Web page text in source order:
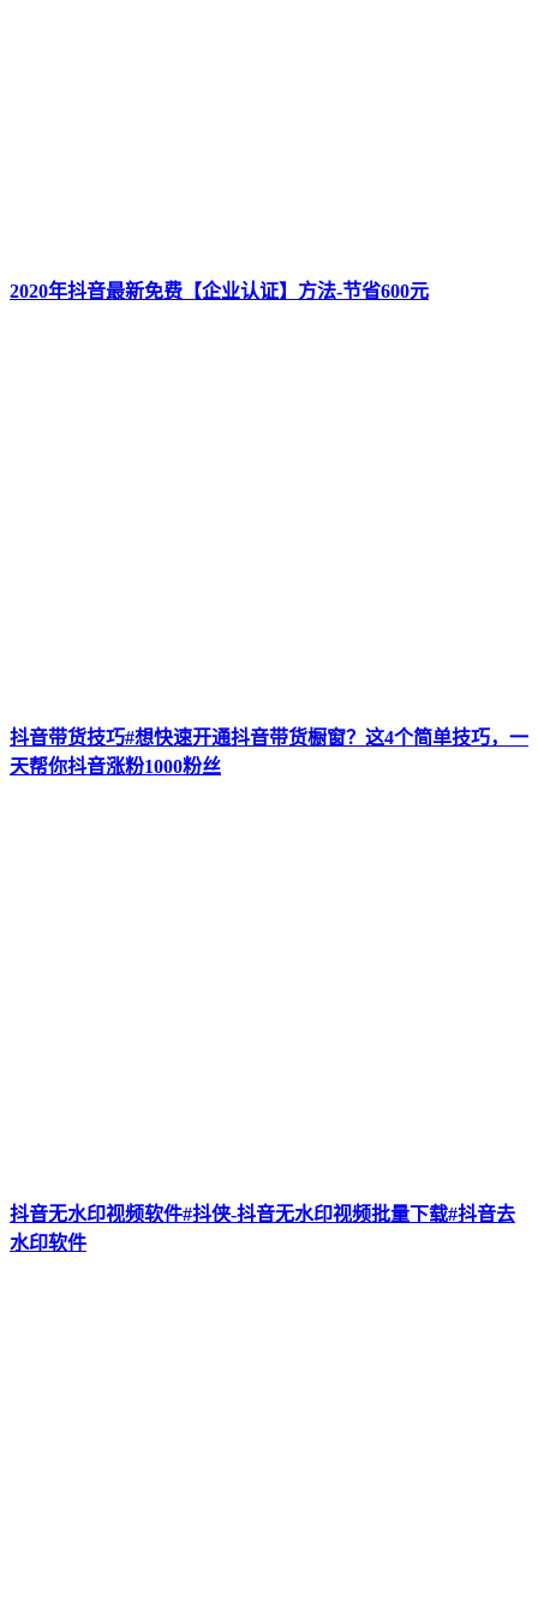
2020年抖音最新免费【企业认证】方法-节省600元
抖音带货技巧#想快速开通抖音带货橱窗？这4个简单技巧，一
天帮你抖音涨粉1000粉丝
抖音无水印视频软件#抖侠-抖音无水印视频批量下载#抖音去
水印软件